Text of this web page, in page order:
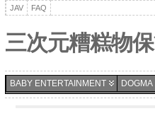
JAV FAQ
三次元糟糕物
BABY ENTERTAINMENT DOGMA